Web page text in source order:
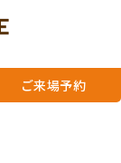
ご来場予約